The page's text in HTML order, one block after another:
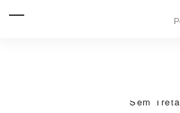
Sem Treta